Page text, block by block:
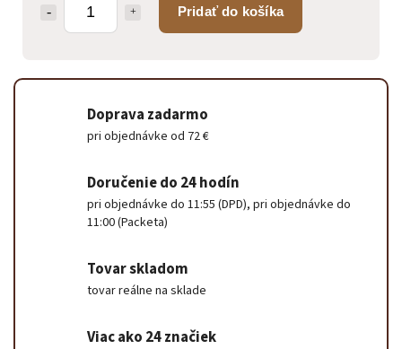
Pridať do košíka
Doprava zadarmo
pri objednávke od 72 €
Doručenie do 24 hodín
pri objednávke do 11:55 (DPD), pri objednávke do
11:00 (Packeta)
Tovar skladom
tovar reálne na sklade
Viac ako 24 značiek